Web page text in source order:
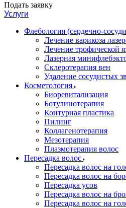
Подать заявку
Услуги
Флебология (сердечно-
Лечение варикоза
Лечение трофической
Лазерная
Cклеротерапия вен
Удаление сосудистых
Косметология
Биоревитализация
Ботулинотерапия
Контурная пластика
Пилинг
Коллагенотерапия
Мезотерапия
Плазмотерапия волос
Пересадка волос
Пересадка волос на
Пересадка волос на
Пересадка усов
Пересадка волос на
Пересадка волос на